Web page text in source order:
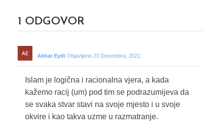
1 ODGOVOR
Akbar Eydi Objavljeno 23 Decembra, 2021
Islam je logična i racionalna vjera, a kada
kažemo racij (um) pod tim se podrazumijeva da
se svaka stvar stavi na svoje mjesto i u svoje
okvire i kao takva uzme u razmatranje.